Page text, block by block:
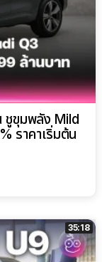
ชูขุมพลัง Mild
ราคาเริ่มต้น
35:18